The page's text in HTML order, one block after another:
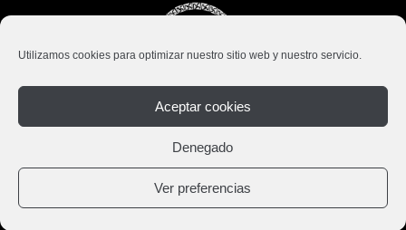
Utilizamos cookies para optimizar nuestro sitio web y nuestro servicio.
Aceptar cookies
Denegado
Ver preferencias
Política de Privacidad
Política de Cookies